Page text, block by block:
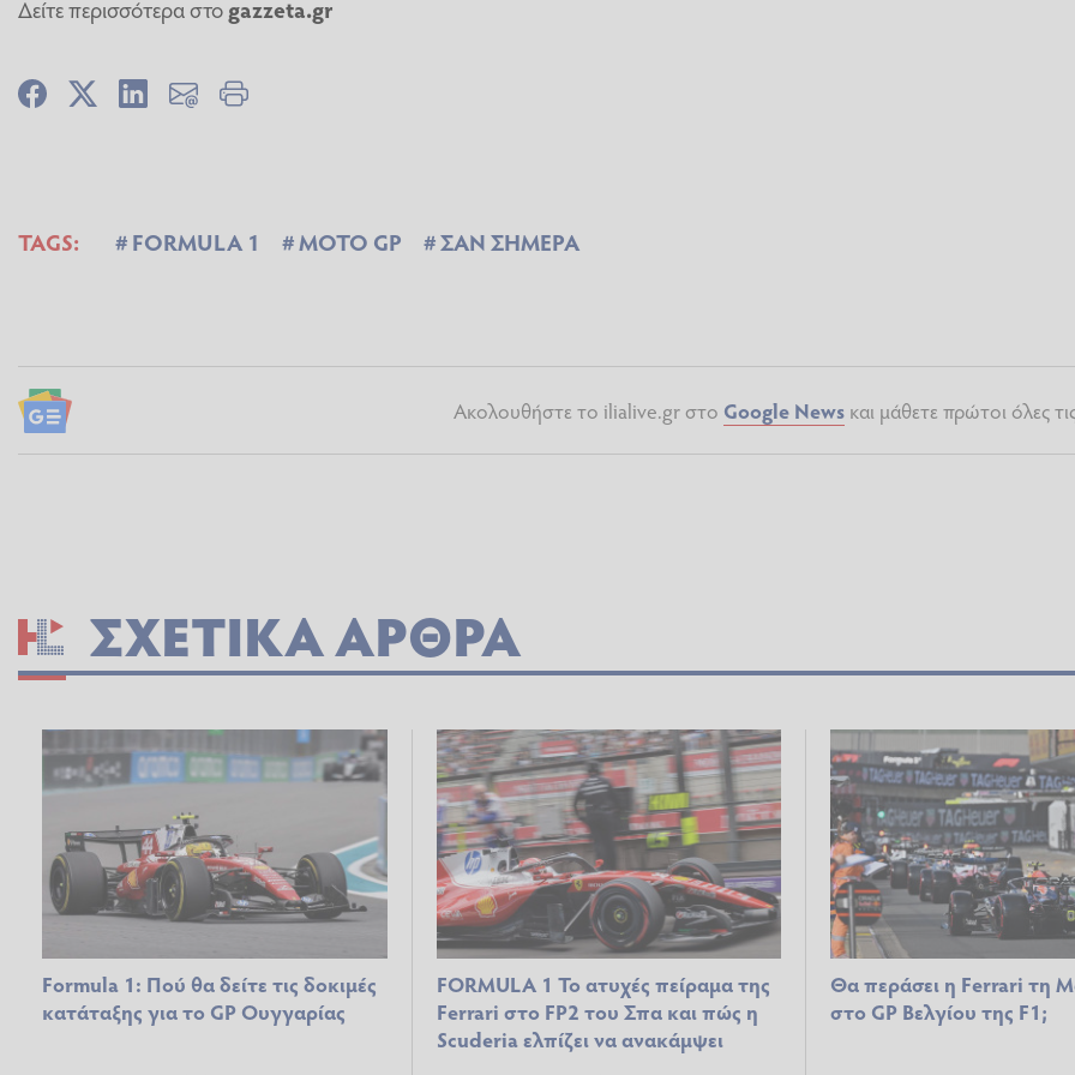
Δείτε περισσότερα στοgazzeta.gr
TAGS: FORMULA 1 MOTO GP ΣΑΝ ΣΗΜΕΡΑ
Ακολουθήστε το ilialive.gr στο Google Newsκαι μάθετε πρώτοι όλες
ΣΧΕΤΙΚΆ ΆΡΘΡΑ
Formula 1: Πού θα δείτε τις δοκιμές
κατάταξης για το GP Ουγγαρίας
FORMULA 1 Το ατυχές πείραμα της
Ferrari στο FP2 του Σπα και πώς η
Scuderia ελπίζει να ανακάμψει
Θα περάσει η Ferrari τη
στο GP Βελγίου της F1;